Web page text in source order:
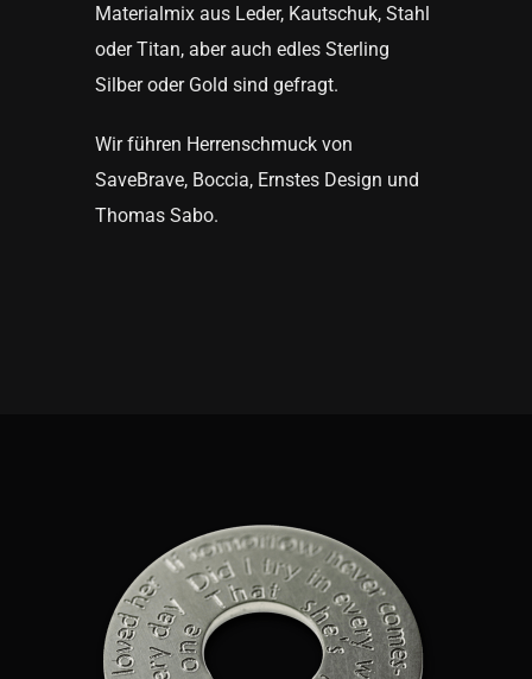
Materialmix aus Leder, Kautschuk, Stahl
oder Titan, aber auch edles Sterling
Silber oder Gold sind gefragt.
Wir führen Herrenschmuck von
SaveBrave, Boccia, Ernstes Design und
Thomas Sabo.